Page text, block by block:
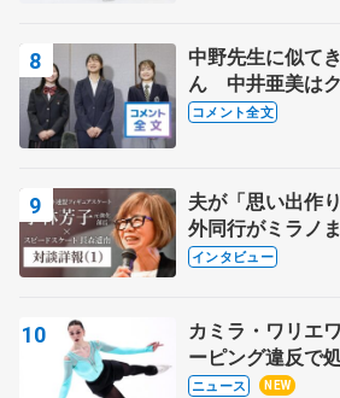
中野先生に似て
ん 中井亜美は
ャンプに 島田
コメント全文
夫が「思い出作
外同行がミラ
クでは不良のお
インタビュー
カミラ・ワリエ
ーピング違反で
ラ・イグナトワも
ニュース NEW